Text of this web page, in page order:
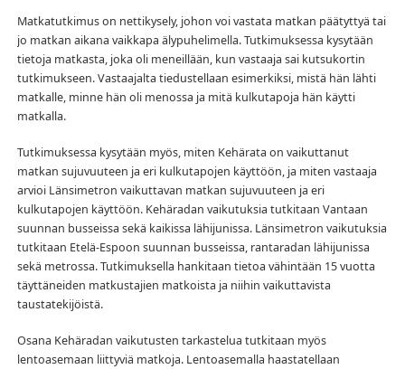
Matkatutkimus on nettikysely, johon voi vastata matkan päätyttyä tai
jo matkan aikana vaikkapa älypuhelimella. Tutkimuksessa kysytään
tietoja matkasta, joka oli meneillään, kun vastaaja sai kutsukortin
tutkimukseen. Vastaajalta tiedustellaan esimerkiksi, mistä hän lähti
matkalle, minne hän oli menossa ja mitä kulkutapoja hän käytti
matkalla.
Tutkimuksessa kysytään myös, miten Kehärata on vaikuttanut
matkan sujuvuuteen ja eri kulkutapojen käyttöön, ja miten vastaaja
arvioi Länsimetron vaikuttavan matkan sujuvuuteen ja eri
kulkutapojen käyttöön. Kehäradan vaikutuksia tutkitaan Vantaan
suunnan busseissa sekä kaikissa lähijunissa. Länsimetron vaikutuksia
tutkitaan Etelä-Espoon suunnan busseissa, rantaradan lähijunissa
sekä metrossa. Tutkimuksella hankitaan tietoa vähintään 15 vuotta
täyttäneiden matkustajien matkoista ja niihin vaikuttavista
taustatekijöistä.
Osana Kehäradan vaikutusten tarkastelua tutkitaan myös
lentoasemaan liittyviä matkoja. Lentoasemalla haastatellaan